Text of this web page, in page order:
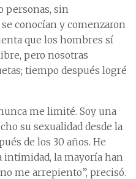
personas, sin
conocían y comenzaron
que los hombres sí
pero nosotras
tiempo después logré
me limité. Soy una
su sexualidad desde la
de los 30 años. He
intimidad, la mayoría han
me arrepiento”, precisó.